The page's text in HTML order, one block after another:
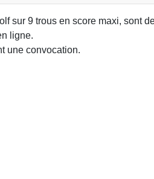
sur 9 trous en score maxi, sont
ligne.
une convocation.